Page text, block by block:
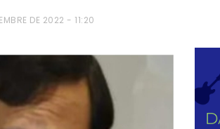
DE 2022 - 11:20